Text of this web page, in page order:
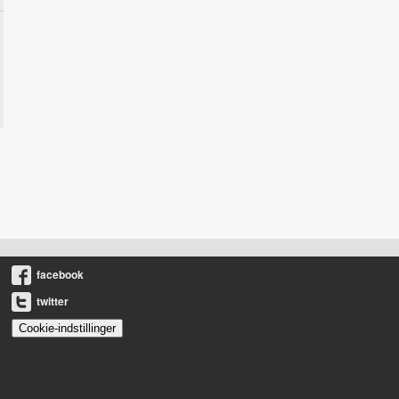
facebook
twitter
Cookie-indstillinger